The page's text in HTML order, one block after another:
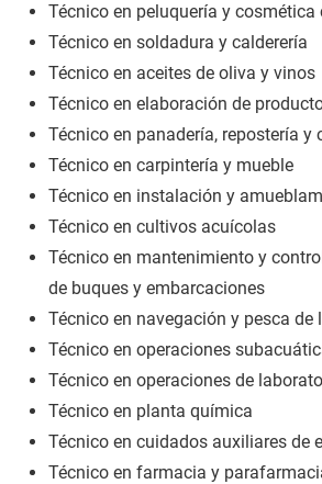
Técnico en peluquería y cosmética
Técnico en soldadura y calderería
Técnico en aceites de oliva y vinos
Técnico en elaboración de
Técnico en panadería, repostería y
Técnico en carpintería y mueble
Técnico en instalación y
Técnico en cultivos acuícolas
Técnico en mantenimiento y
de buques y embarcaciones
Técnico en navegación y pesca de
Técnico en operaciones
Técnico en operaciones de
Técnico en planta química
Técnico en cuidados auxiliares de
Técnico en farmacia y